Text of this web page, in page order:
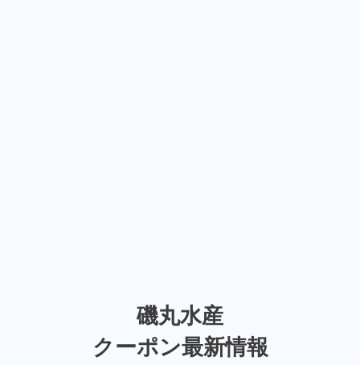
磯丸水産
クーポン最新情報